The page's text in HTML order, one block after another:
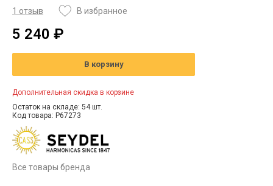
1 отзыв В избранное
5 240 ₽
В корзину
Дополнительная скидка в корзине
Остаток на складе: 54 шт.
Код товара: P67273
Все товары бренда